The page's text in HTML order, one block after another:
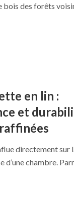
bois des forêts
en lin :
et
directement sur
d’une chambre.